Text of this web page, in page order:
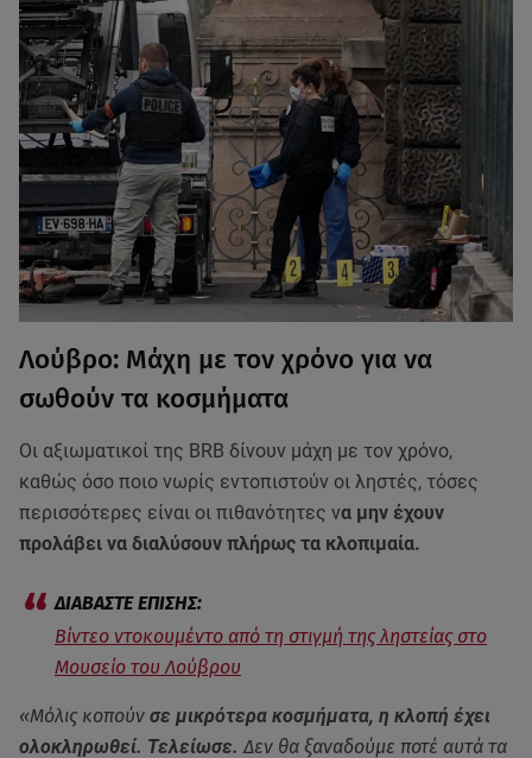
Λούβρο: Μάχη με τον χρόνο για να
σωθούν τα κοσμήματα
Οι αξιωματικοί της BRB δίνουν μάχη με τον χρόνο,
καθώς όσο ποιο νωρίς εντοπιστούν οι ληστές, τόσες
περισσότερες είναι οι πιθανότητες να μην έχουν
προλάβει να διαλύσουν πλήρως τα κλοπιμαία.
Βίντεο ντοκουμέντο από τη στιγμή της ληστείας στο
Μουσείο του Λούβρου
«Μόλις κοπούν σε μικρότερα κοσμήματα, η κλοπή έχει
ολοκληρωθεί. Τελείωσε. Δεν θα ξαναδούμε ποτέ αυτά τα